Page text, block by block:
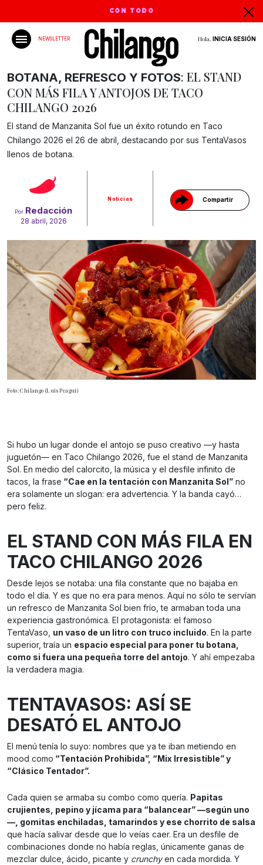
CON TODO
NEWSLETTER Hola, INICIA SESIÓN
Por Redacción
28 abril, 2026
Noticias Compartir
Gracias!
BOTANA, REFRESCO Y FOTOS: EL STAND
CON MÁS FILA Y ANTOJOS DE TACO
CHILANGO 2026
El stand de Manzanita Sol fue un éxito rotundo en Taco
Chilango 2026 el 26 de abril, destacando por sus TentaVasos
llenos de botana.
Foto: Chilango (Luis Peagui)
Si hubo un lugar donde el antojo se puso creativo —y hasta
juguetón— en Taco Chilango 2026, fue el stand de Manzanita
Sol. En medio del calorcito, la música y el desfile infinito de
tacos, la frase “Cae en la tentación con Manzanita Sol” no
era solamente un slogan: era advertencia. Y la banda cayó…
pero feliz.
EL STAND CON MÁS FILA EN
TACO CHILANGO 2026
Desde lejos se notaba: una fila constante que no bajaba en
todo el día. Y es que no era para menos. Aquí no sólo te servían
un refresco de Manzanita Sol bien frío, te armaban toda una
experiencia gastronómica. El protagonista: el famoso
TentaVaso, un vaso de un litro con truco incluido. En la parte
superior, traía un espacio especial para poner tu botana,
como si fuera una pequeña torre del antojo. Y ahí empezaba
la verdadera magia.
TENTAVASOS: ASÍ SE
DESATÓ EL ANTOJO
El menú tenía lo suyo: nombres que ya te iban metiendo en
mood como “Tentación Prohibida”, “Mix Irresistible” y
“Clásico Tentador”.
Cada quien se armaba su combo como quería. Papitas
crujientes, pepino y jícama para “balancear” —según uno
—, gomitas enchiladas, tamarindos y ese chorrito de salsa
que hacía salivar desde que lo veías caer. Era un desfile de
combinaciones donde no había reglas, únicamente ganas de
mezclar dulce, ácido, picante y crunchyen cada mordida. Y